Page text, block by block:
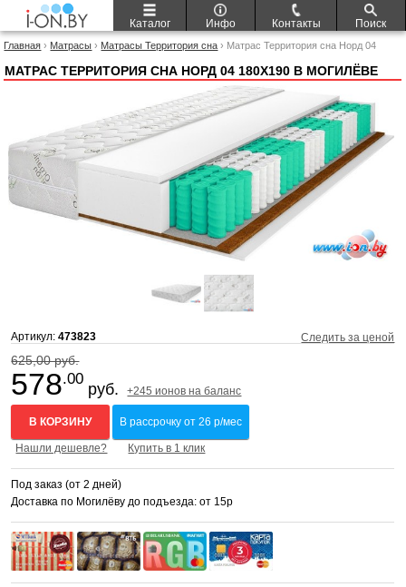
Каталог Инфо Контакты Поиск
Главная › Матрасы › Матрасы Территория сна › Матрас Территория сна Норд 04
МАТРАС ТЕРРИТОРИЯ СНА НОРД 04 180X190 В МОГИЛЁВЕ
Артикул:473823 Следить за ценой
625,00 руб.
578.00
руб. +245 ионов на баланс
В КОРЗИНУ В рассрочку от 26 р/мес
Нашли дешевле? Купить в 1 клик
Под заказ (от 2 дней)
Доставка по Могилёву до подъезда: от 15р